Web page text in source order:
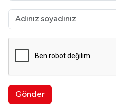
Gönder